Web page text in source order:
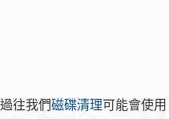
過往我們磁碟清理可能會使用